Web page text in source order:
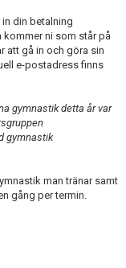
din betalning
ni som står på
att gå in och göra sin
e-postadress finns
gymnastik detta år var
gymnastik
man tränar samt
gång per termin.